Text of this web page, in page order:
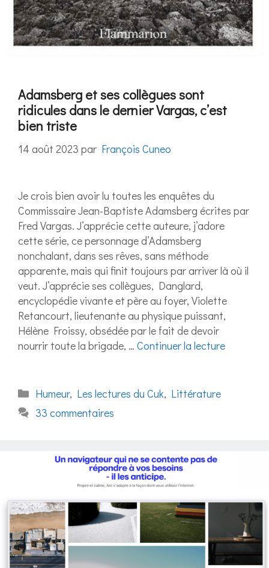
Adamsberg et ses collègues sont
ridicules dans le dernier Vargas, c’est
bien triste
14 août 2023 par François Cuneo
Je crois bien avoir lu toutes les enquêtes du
Commissaire Jean-Baptiste Adamsberg écrites par
Fred Vargas. J’apprécie cette auteure, j’adore
cette série, ce personnage d’Adamsberg
nonchalant, dans ses rêves, sans méthode
apparente, mais qui finit toujours par arriver là où il
veut. J’apprécie ses collègues, Danglard,
encyclopédie vivante et père au foyer, Violette
Retancourt, lieutenante au physique puissant,
Hélène Froissy, obsédée par le fait de devoir
nourrir toute la brigade, … Continuer la lecture
Catégories
Humeur, Les lectures du Cuk, Littérature
33 commentaires